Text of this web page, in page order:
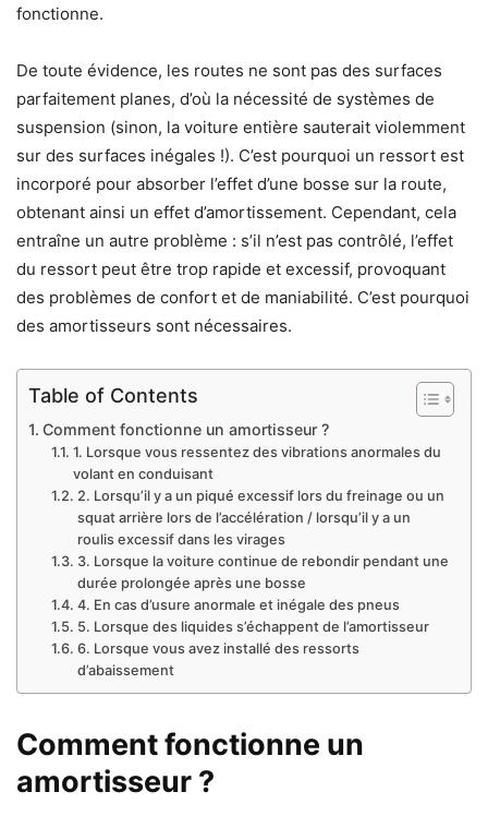
fonctionne.
De toute évidence, les routes ne sont pas des surfaces
parfaitement planes, d’où la nécessité de systèmes de
suspension (sinon, la voiture entière sauterait violemment
sur des surfaces inégales !). C’est pourquoi un ressort est
incorporé pour absorber l’effet d’une bosse sur la route,
obtenant ainsi un effet d’amortissement. Cependant, cela
entraîne un autre problème : s’il n’est pas contrôlé, l’effet
du ressort peut être trop rapide et excessif, provoquant
des problèmes de confort et de maniabilité. C’est pourquoi
des amortisseurs sont nécessaires.
Table of Contents
Comment fonctionne un amortisseur ?
1. Lorsque vous ressentez des vibrations anormales du
volant en conduisant
2. Lorsqu’il y a un piqué excessif lors du freinage ou un
squat arrière lors de l’accélération / lorsqu’il y a un
roulis excessif dans les virages
3. Lorsque la voiture continue de rebondir pendant une
durée prolongée après une bosse
4. En cas d’usure anormale et inégale des pneus
5. Lorsque des liquides s’échappent de l’amortisseur
6. Lorsque vous avez installé des ressorts
d’abaissement
Comment fonctionne un
amortisseur ?